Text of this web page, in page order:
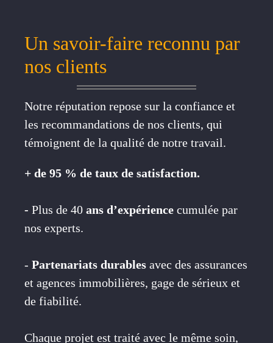
Un savoir-faire reconnu par
nos clients
Notre réputation repose sur la confiance et
les recommandations de nos clients, qui
témoignent de la qualité de notre travail.
+ de 95 % de taux de satisfaction.
- Plus de 40 ans d’expérience cumulée par
nos experts.
- Partenariats durables avec des assurances
et agences immobilières, gage de sérieux et
de fiabilité.
Chaque projet est traité avec le même soin,